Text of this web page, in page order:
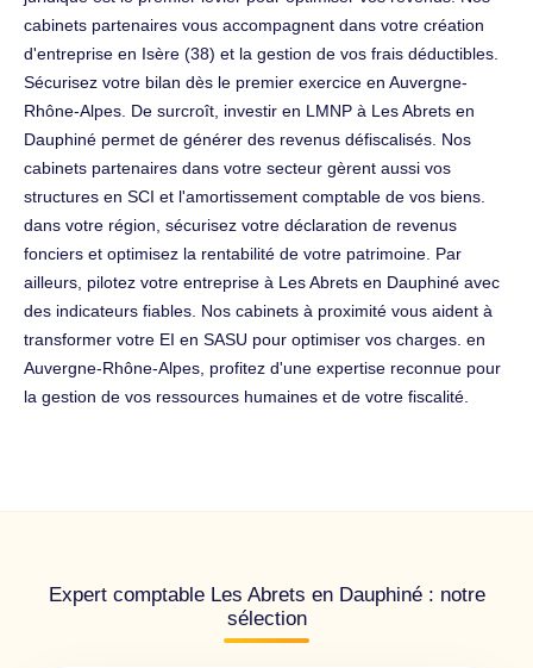
cabinets partenaires vous accompagnent dans votre création
d'entreprise en Isère (38) et la gestion de vos frais déductibles.
Sécurisez votre bilan dès le premier exercice en Auvergne-
Rhône-Alpes. De surcroît, investir en LMNP à Les Abrets en
Dauphiné permet de générer des revenus défiscalisés. Nos
cabinets partenaires dans votre secteur gèrent aussi vos
structures en SCI et l'amortissement comptable de vos biens.
dans votre région, sécurisez votre déclaration de revenus
fonciers et optimisez la rentabilité de votre patrimoine. Par
ailleurs, pilotez votre entreprise à Les Abrets en Dauphiné avec
des indicateurs fiables. Nos cabinets à proximité vous aident à
transformer votre EI en SASU pour optimiser vos charges. en
Auvergne-Rhône-Alpes, profitez d'une expertise reconnue pour
la gestion de vos ressources humaines et de votre fiscalité.
Expert comptable Les Abrets en Dauphiné : notre
sélection